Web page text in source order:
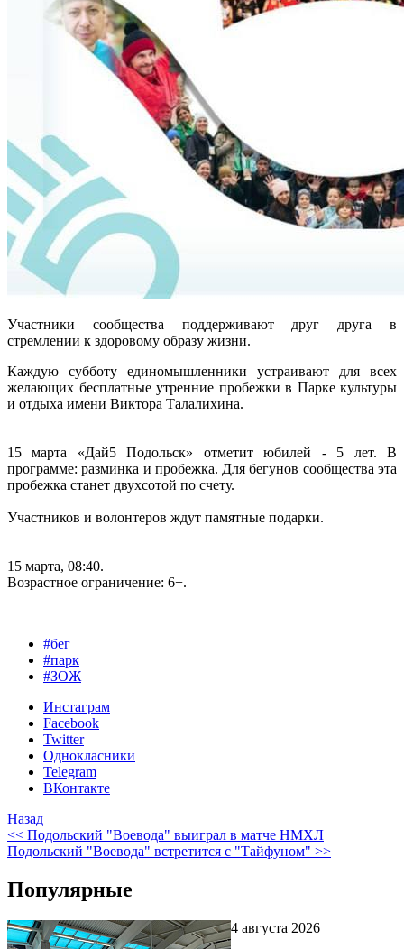
Участники сообщества поддерживают друг друга в
стремлении к здоровому образу жизни.
Каждую субботу единомышленники устраивают для всех
желающих бесплатные утренние пробежки в Парке культуры
и отдыха имени Виктора Талалихина.
15 марта «Дай5 Подольск» отметит юбилей - 5 лет. В
программе: разминка и пробежка. Для бегунов сообщества эта
пробежка станет двухсотой по счету.
Участников и волонтеров ждут памятные подарки.
15 марта, 08:40.
Возрастное ограничение: 6+.
#бег
#парк
#ЗОЖ
Инстаграм
Facebook
Twitter
Однокласники
Telegram
ВКонтакте
Назад
<< Подольский "Воевода" выиграл в матче НМХЛ
Подольский "Воевода" встретится с "Тайфуном" >>
Популярные
4 августа 2026